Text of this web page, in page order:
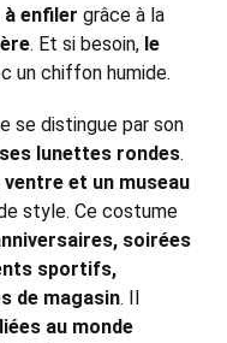
enfiler grâce à la
. Et si besoin, le
un chiffon humide.
se distingue par son
lunettes rondes.
ventre et un museau
style. Ce costume
soirées
sportifs,
de magasin. Il
au monde